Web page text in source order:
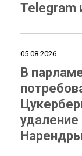
Telegram
05.08.2026
В
удаление